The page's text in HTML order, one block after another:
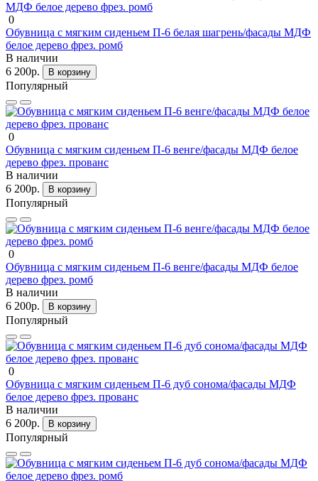
0
Обувница с мягким сиденьем П-6 белая шагрень/фасады МДФ
белое дерево фрез. ромб
В наличии
6 200р.
В корзину
Популярный
0
Обувница с мягким сиденьем П-6 венге/фасады МДФ белое
дерево фрез. прованс
В наличии
6 200р.
В корзину
Популярный
0
Обувница с мягким сиденьем П-6 венге/фасады МДФ белое
дерево фрез. ромб
В наличии
6 200р.
В корзину
Популярный
0
Обувница с мягким сиденьем П-6 дуб сонома/фасады МДФ
белое дерево фрез. прованс
В наличии
6 200р.
В корзину
Популярный